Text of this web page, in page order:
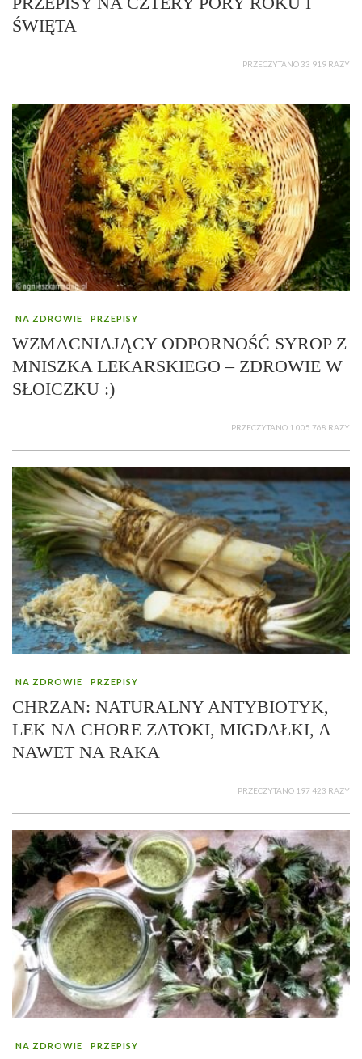
ŚWIĘTA
PRZECZYTANO 33 919 RAZY
NA ZDROWIE PRZEPISY
WZMACNIAJĄCY ODPORNOŚĆ SYROP Z
MNISZKA LEKARSKIEGO – ZDROWIE W
SŁOICZKU :)
PRZECZYTANO 1 005 768 RAZY
NA ZDROWIE PRZEPISY
CHRZAN: NATURALNY ANTYBIOTYK,
LEK NA CHORE ZATOKI, MIGDAŁKI, A
NAWET NA RAKA
PRZECZYTANO 197 423 RAZY
NA ZDROWIE PRZEPISY